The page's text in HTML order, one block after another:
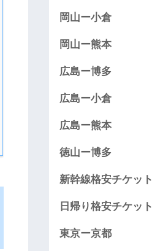
岡山ー小倉
岡山ー熊本
広島ー博多
広島ー小倉
広島ー熊本
徳山ー博多
新幹線格安チケット
日帰り格安チケット
東京ー京都